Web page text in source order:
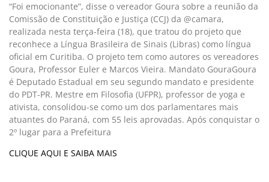
“Foi emocionante”, disse o vereador Goura sobre a reunião da
Comissão de Constituição e Justiça (CCJ) da @camara,
realizada nesta terça-feira (18), que tratou do projeto que
reconhece a Língua Brasileira de Sinais (Libras) como língua
oficial em Curitiba. O projeto tem como autores os vereadores
Goura, Professor Euler e Marcos Vieira. Mandato GouraGoura
é Deputado Estadual em seu segundo mandato e presidente
do PDT-PR. Mestre em Filosofia (UFPR), professor de yoga e
ativista, consolidou-se como um dos parlamentares mais
atuantes do Paraná, com 55 leis aprovadas. Após conquistar o
2º lugar para a Prefeitura
CLIQUE AQUI E SAIBA MAIS